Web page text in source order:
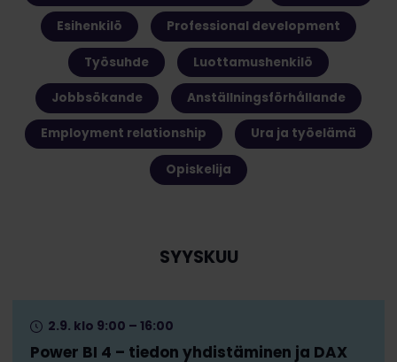
Esihenkilö Professional development
Työsuhde Luottamushenkilö
Jobbsökande Anställningsförhållande
Employment relationship Ura ja työelämä
Opiskelija
SYYSKUU
Power BI 4 – tiedon yhdistäminen ja DAX
2.9. klo 9:00 – 16:00